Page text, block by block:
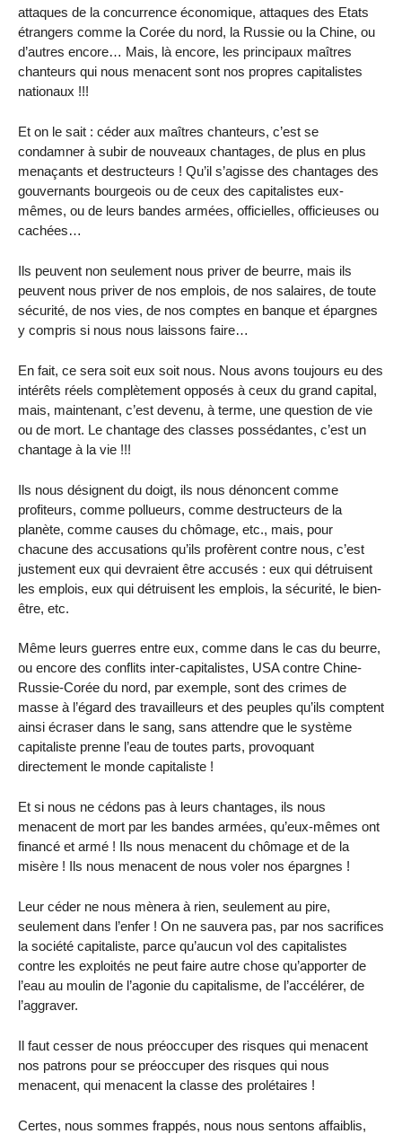
attaques de la concurrence économique, attaques des Etats
étrangers comme la Corée du nord, la Russie ou la Chine, ou
d’autres encore… Mais, là encore, les principaux maîtres
chanteurs qui nous menacent sont nos propres capitalistes
nationaux !!!
Et on le sait : céder aux maîtres chanteurs, c’est se
condamner à subir de nouveaux chantages, de plus en plus
menaçants et destructeurs ! Qu’il s’agisse des chantages des
gouvernants bourgeois ou de ceux des capitalistes eux-
mêmes, ou de leurs bandes armées, officielles, officieuses ou
cachées…
Ils peuvent non seulement nous priver de beurre, mais ils
peuvent nous priver de nos emplois, de nos salaires, de toute
sécurité, de nos vies, de nos comptes en banque et épargnes
y compris si nous nous laissons faire…
En fait, ce sera soit eux soit nous. Nous avons toujours eu des
intérêts réels complètement opposés à ceux du grand capital,
mais, maintenant, c’est devenu, à terme, une question de vie
ou de mort. Le chantage des classes possédantes, c’est un
chantage à la vie !!!
Ils nous désignent du doigt, ils nous dénoncent comme
profiteurs, comme pollueurs, comme destructeurs de la
planète, comme causes du chômage, etc., mais, pour
chacune des accusations qu’ils profèrent contre nous, c’est
justement eux qui devraient être accusés : eux qui détruisent
les emplois, eux qui détruisent les emplois, la sécurité, le bien-
être, etc.
Même leurs guerres entre eux, comme dans le cas du beurre,
ou encore des conflits inter-capitalistes, USA contre Chine-
Russie-Corée du nord, par exemple, sont des crimes de
masse à l’égard des travailleurs et des peuples qu’ils comptent
ainsi écraser dans le sang, sans attendre que le système
capitaliste prenne l’eau de toutes parts, provoquant
directement le monde capitaliste !
Et si nous ne cédons pas à leurs chantages, ils nous
menacent de mort par les bandes armées, qu’eux-mêmes ont
financé et armé ! Ils nous menacent du chômage et de la
misère ! Ils nous menacent de nous voler nos épargnes !
Leur céder ne nous mènera à rien, seulement au pire,
seulement dans l’enfer ! On ne sauvera pas, par nos sacrifices
la société capitaliste, parce qu’aucun vol des capitalistes
contre les exploités ne peut faire autre chose qu’apporter de
l’eau au moulin de l’agonie du capitalisme, de l’accélérer, de
l’aggraver.
Il faut cesser de nous préoccuper des risques qui menacent
nos patrons pour se préoccuper des risques qui nous
menacent, qui menacent la classe des prolétaires !
Certes, nous sommes frappés, nous nous sentons affaiblis,